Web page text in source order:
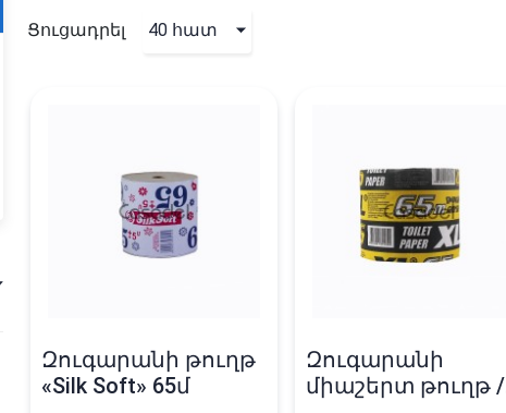
Ցուցադրել 40 հատ
Զուգարանի թուղթ
«Silk Soft» 65մ
Զուգարանի
միաշերտ թուղթ /